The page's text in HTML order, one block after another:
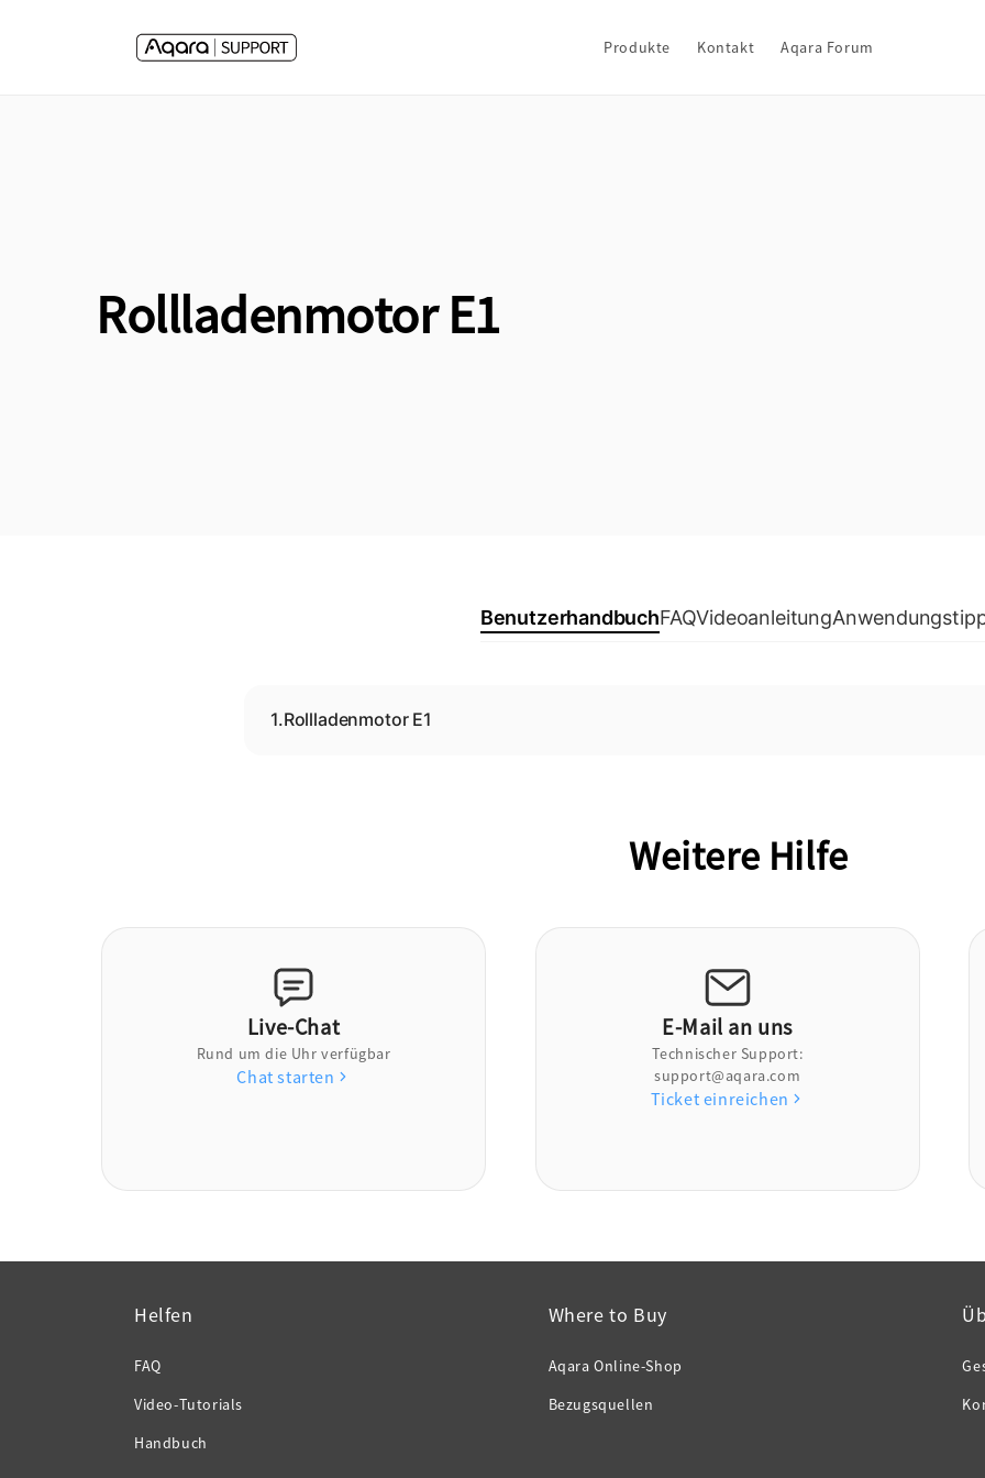
Produkte Kontakt Aqara Forum
Rollladenmotor E1
BenutzerhandbuchFAQVideoanleitung
1.Rollladenmotor E1
Weitere Hilfe
Live-Chat
Rund um die Uhr verfügbar
Chat starten
E-Mail an uns
Technischer Support:
support@aqara.com
Ticket einreichen
Helfen
FAQ
Video-Tutorials
Handbuch
Where to Buy
Aqara Online-Shop
Bezugsquellen